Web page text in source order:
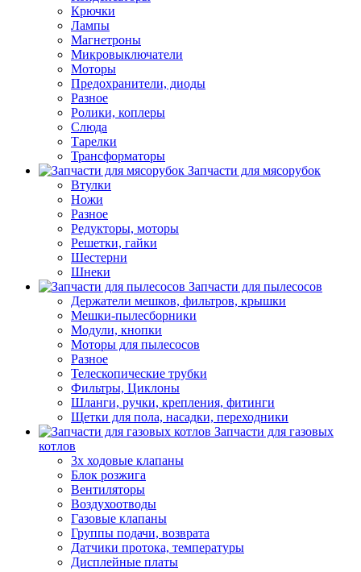
Крючки
Лампы
Магнетроны
Микровыключатели
Моторы
Предохранители, диоды
Разное
Ролики, коплеры
Слюда
Тарелки
Трансформаторы
Запчасти для мясорубок
Втулки
Ножи
Разное
Редукторы, моторы
Решетки, гайки
Шестерни
Шнеки
Запчасти для пылесосов
Держатели мешков, фильтров, крышки
Мешки-пылесборники
Модули, кнопки
Моторы для пылесосов
Разное
Телескопические трубки
Фильтры, Циклоны
Шланги, ручки, крепления, фитинги
Щетки для пола, насадки, переходники
Запчасти для газовых
котлов
3х ходовые клапаны
Блок розжига
Вентиляторы
Воздухоотводы
Газовые клапаны
Группы подачи, возврата
Датчики протока, температуры
Дисплейные платы